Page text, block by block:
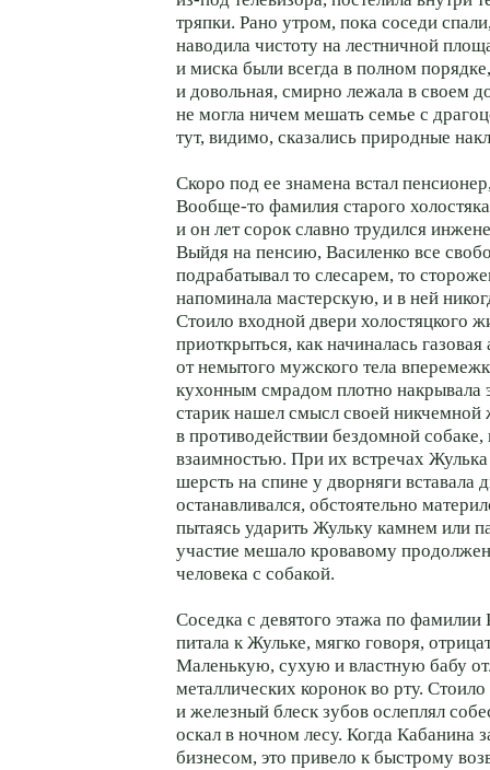
тряпки. Рано утром, пока соседи
наводила чистоту на лестничной
и миска были всегда в полном
и довольная, смирно лежала в своем
не могла ничем мешать семье с
тут, видимо, сказались природные
Скоро под ее знамена встал
Вообще-то фамилия старого
и он лет сорок славно трудился
Выйдя на пенсию, Василенко все
подрабатывал то слесарем, то
напоминала мастерскую, и в ней
Стоило входной двери холостяцкого
приоткрыться, как начиналась газовая
от немытого мужского тела
кухонным смрадом плотно накрывала
старик нашел смысл своей никчемной
в противодействии бездомной собаке,
взаимностью. При их встречах
шерсть на спине у дворняги вставала
останавливался, обстоятельно
пытаясь ударить Жульку камнем или
участие мешало кровавому
человека с собакой.
Соседка с девятого этажа по фамилии
питала к Жульке, мягко говоря,
Маленькую, сухую и властную бабу
металлических коронок во рту. Стоило
и железный блеск зубов ослеплял
оскал в ночном лесу. Когда Кабанина
бизнесом, это привело к быстрому